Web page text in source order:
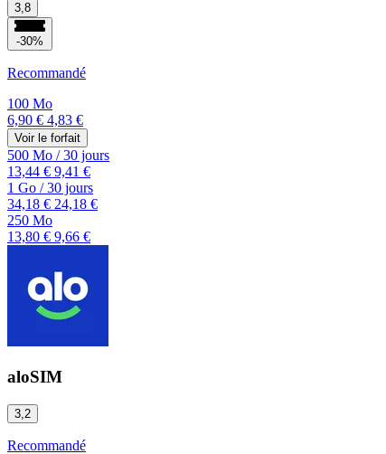
3,8
-30%
Recommandé
100 Mo
6,90 € 4,83 €
Voir le forfait
500 Mo /30 jours
13,44 € 9,41 €
1 Go /30 jours
34,18 € 24,18 €
250 Mo
13,80 € 9,66 €
aloSIM
3,2
Recommandé